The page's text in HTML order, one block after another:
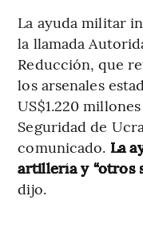
La ayuda militar
la llamada
Reducción, que
los arsenales
US$1.220
Seguridad de
comunicado. La
artillería y “otros
dijo.